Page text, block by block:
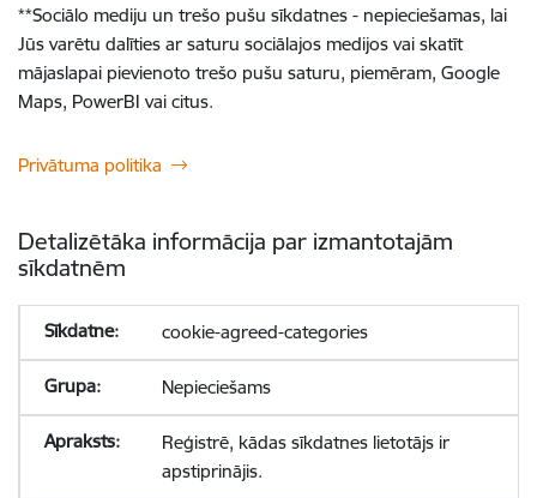
**Sociālo mediju un trešo pušu sīkdatnes - nepieciešamas, lai
Jūs varētu dalīties ar saturu sociālajos medijos vai skatīt
mājaslapai pievienoto trešo pušu saturu, piemēram, Google
Maps, PowerBI vai citus.
Privātuma politika
Detalizētāka informācija par izmantotajām
sīkdatnēm
cookie-agreed-categories
Nepieciešams
Reģistrē, kādas sīkdatnes lietotājs ir
apstiprinājis.